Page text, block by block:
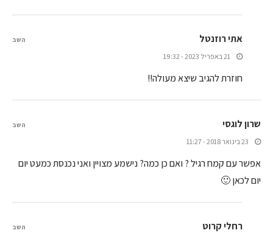
אתי רוזנטל
21 באפריל 2023 - 19:32
חוזרת להגיב שיצא מעולה!!
השב
שרון לוגסי
23 בינואר 2018 - 11:27
אפשר עם קמח רגיל ? ואם כן כמה? נישמע מצויין ואני נכנסת כמעט יום
יום לכאן 🙂
השב
רחלי קרוט השב